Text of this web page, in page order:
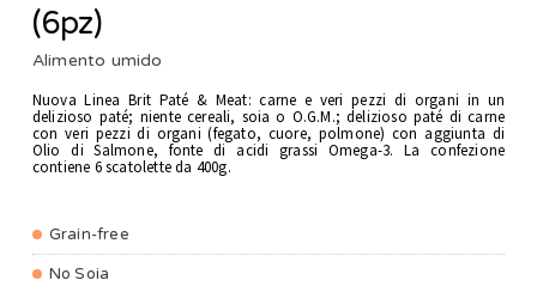
(6pz)
Alimento umido
Nuova Linea Brit Paté & Meat: carne e veri pezzi di organi in un
delizioso paté; niente cereali, soia o O.G.M.; delizioso paté di carne
con veri pezzi di organi (fegato, cuore, polmone) con aggiunta di
Olio di Salmone, fonte di acidi grassi Omega-3. La confezione
contiene 6 scatolette da 400g.
Grain-free
No Soia